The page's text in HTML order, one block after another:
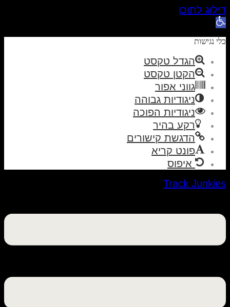
דילוג לתוכן
פתח סרגל נגישות
כלי נגישות
הגדל טקסט
הקטן טקסט
גווני אפור
ניגודיות גבוהה
ניגודיות הפוכה
רקע בהיר
הדגשת קישורים
פונט קריא
איפוס
Track Junkies